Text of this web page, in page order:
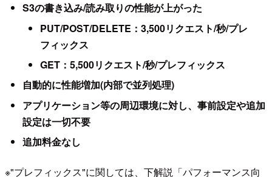
S3の書き込み/読み取りの性能が上がった
PUT/POST/DELETE：3,500リクエスト/秒/プレ
フィックス
GET：5,500リクエスト/秒/プレフィックス
自動的に性能増加(内部で並列処理)
アプリケーション等の周辺環境に対し、事前設定や追加
設定は一切不要
追加料金なし
※"プレフィックス"に関しては、下解説「パフォーマンス向